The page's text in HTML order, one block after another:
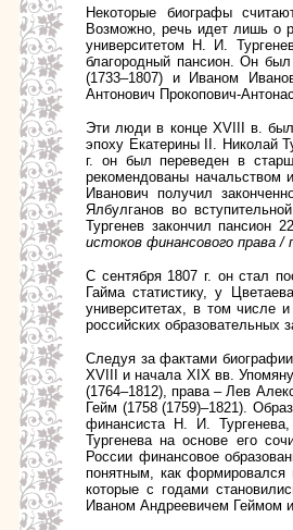
Некоторые биографы
Возможно, речь идет лишь о
университетом Н. И.
благородный пансион. Он
(1733–1807) и Иваном
Антонович Прокопович-
Эти люди в конце XVIII в.
эпоху Екатерины II. Николай
г. он был переведен в
рекомендованы начальством
Иванович получил
Ялбулганов во
Тургенев закончил пансион
истоков финансового права
С сентября 1807 г. он стал
Гайма статистику, у
университетах, в том числе
российских образовательных
Следуя за фактами биографии
XVIII и начала XIX вв.
(1764–1812), права – Лев
Гейм (1758 (1759)–1821).
финансиста Н. И.
Тургенева на основе его
России финансовое
понятным, как формировался
которые с годами
Иваном Андреевичем Геймом